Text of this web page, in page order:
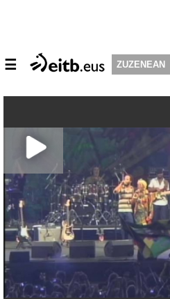
☰ ZUZENEAN